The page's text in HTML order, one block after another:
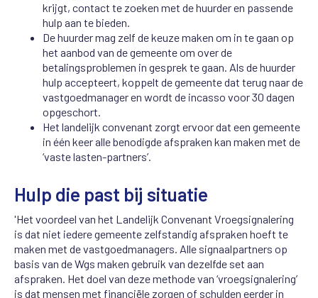
krijgt, contact te zoeken met de huurder en passende
hulp aan te bieden.
De huurder mag zelf de keuze maken om in te gaan op
het aanbod van de gemeente om over de
betalingsproblemen in gesprek te gaan. Als de huurder
hulp accepteert, koppelt de gemeente dat terug naar de
vastgoedmanager en wordt de incasso voor 30 dagen
opgeschort.
Het landelijk convenant zorgt ervoor dat een gemeente
in één keer alle benodigde afspraken kan maken met de
‘vaste lasten-partners’.
Hulp die past bij situatie
'Het voordeel van het Landelijk Convenant Vroegsignalering
is dat niet iedere gemeente zelfstandig afspraken hoeft te
maken met de vastgoedmanagers. Alle signaalpartners op
basis van de Wgs maken gebruik van dezelfde set aan
afspraken. Het doel van deze methode van ‘vroegsignalering’
is dat mensen met financiële zorgen of schulden eerder in